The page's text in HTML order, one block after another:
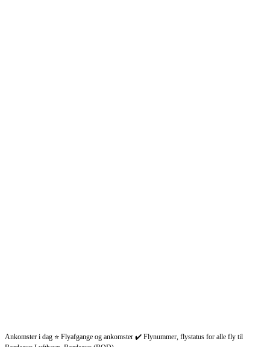
Ankomster i dag ⭐ Flyafgange og ankomster ✔️ Flynummer, flystatus for alle fly til